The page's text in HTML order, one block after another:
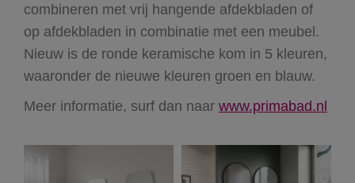
combineren met vrij hangende afdekbladen of
op afdekbladen in combinatie met een meubel.
Nieuw is de ronde keramische kom in 5 kleuren,
waaronder de nieuwe kleuren groen en blauw.
Meer informatie, surf dan naar www.primabad.nl